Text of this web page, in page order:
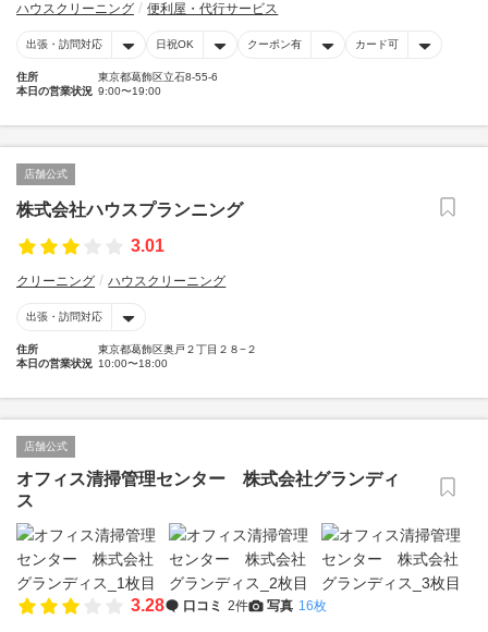
ハウスクリーニング 便利屋・代行サービス
出張・訪問対応 日祝OK クーポン有 カード可
住所
東京都葛飾区立石8-55-6
本日の営業状況 9:00〜19:00
店舗公式
株式会社ハウスプランニング
3.01
クリーニング ハウスクリーニング
出張・訪問対応
住所
東京都葛飾区奥戸２丁目２８−２
本日の営業状況 10:00〜18:00
店舗公式
オフィス清掃管理センター 株式会社グランディ
ス
3.28 口コミ 2件 写真 16枚